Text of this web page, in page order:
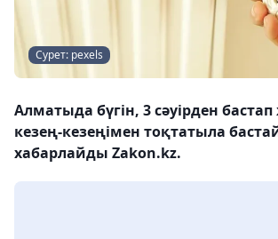
Сурет: pexels
Алматыда бүгін, 3 сәуірден
кезең-кезеңімен тоқтатыла
хабарлайды Zakon.kz.